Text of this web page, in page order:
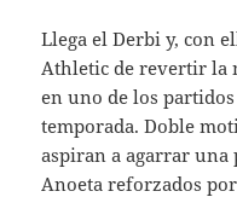
Llega el Derbi y, con
Athletic de revertir la
en uno de los partidos
temporada. Doble
aspiran a agarrar una
Anoeta reforzados